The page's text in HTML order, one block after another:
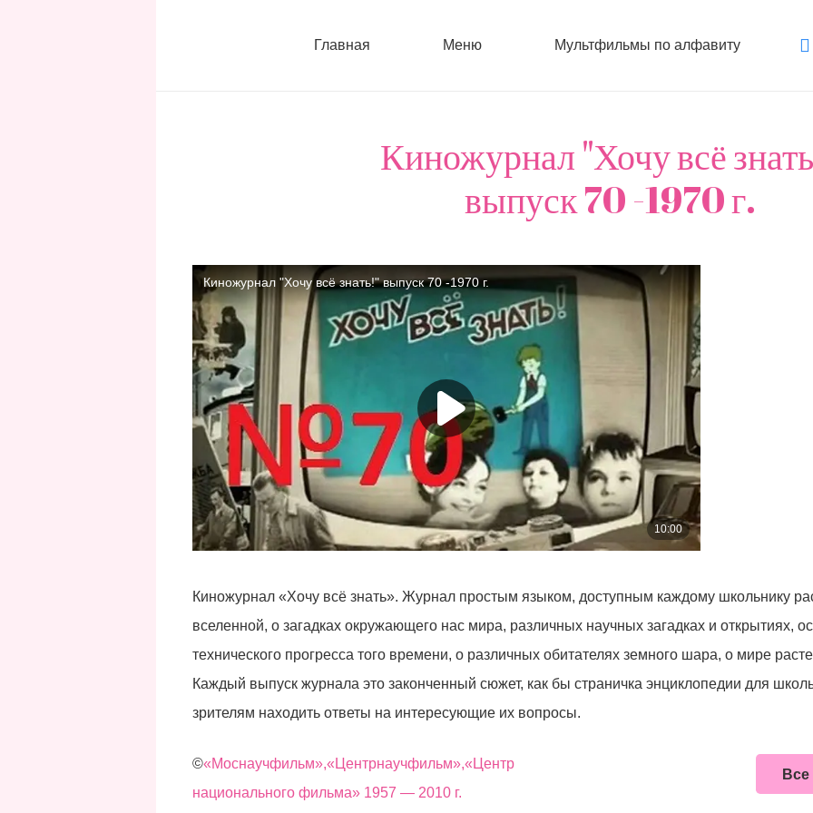
Главная Меню Мультфильмы по алфавиту
Киножурнал "Хочу всё
выпуск 70 -1970 г.
Киножурнал «Хочу всё знать». Журнал простым языком, доступным каждому школьнику
вселенной, о загадках окружающего нас мира, различных научных загадках и открытиях,
технического прогресса того времени, о различных обитателях земного шара, о мире
Каждый выпуск журнала это законченный сюжет, как бы страничка энциклопедии для
зрителям находить ответы на интересующие их вопросы.
©«Моснаучфильм»,«Центрнаучфильм»,«Центр
национального фильма» 1957 — 2010 г.